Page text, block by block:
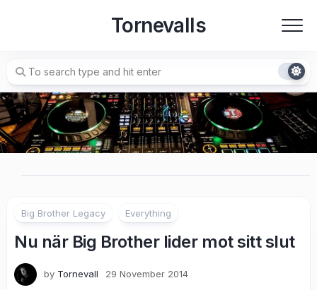
Tornevalls
Big Brother Legacy Everything
Nu när Big Brother lider mot sitt slut
by Tornevall 29 November 2014